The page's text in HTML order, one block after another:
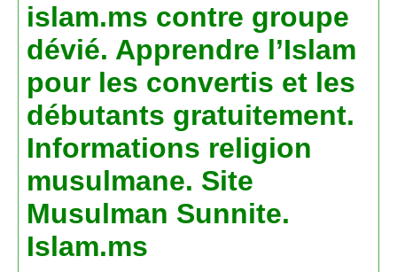
islam.ms contre groupe
dévié. Apprendre l’Islam
pour les convertis et les
débutants gratuitement.
Informations religion
musulmane. Site
Musulman Sunnite.
Islam.ms